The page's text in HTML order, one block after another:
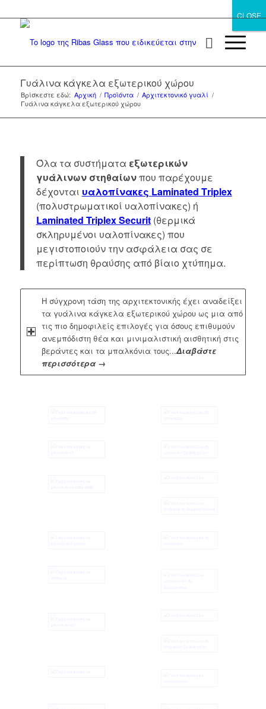
Γυάλινα κάγκελα εξωτερικού χώρου
Βρίσκεστε εδώ: Αρχική / Προϊόντα / Αρχιτεκτονικό γυαλί /
Γυάλινα κάγκελα εξωτερικού χώρου
Όλα τα συστήματα εξωτερικών
γυάλινων στηθαίωνπου παρέχουμε
δέχονται υαλοπίνακες Laminated Τriplex
(πολυστρωματικοί υαλοπίνακες) ή
Laminated TriplexSecurit(θερμικά
σκληρυμένοι υαλοπίνακες) που
μεγιστοποιούν την ασφάλεια σας σε
περίπτωση θραύσης από βίαιο χτύπημα.
Η σύγχρονη τάση της αρχιτεκτονικής έχει αναδείξει
τα γυάλινα κάγκελα εξωτερικού χώρου ως μια από
τις πιο δημοφιλείς επιλογές για όσους επιθυμούν
ανεμπόδιστη θέα και μινιμαλιστική αισθητική στις
βεράντες και τα μπαλκόνια τους...Διαβάστε
περισσότερα →
CLOSE
CLOSE